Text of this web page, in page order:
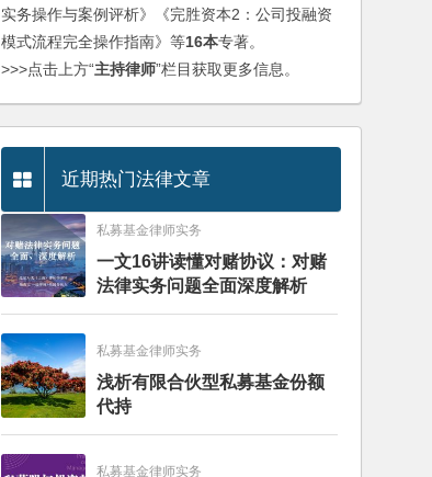
实务操作与案例评析》《完胜资本2：公司投融资
模式流程完全操作指南》等16本专著。
>>>点击上方“主持律师”栏目获取更多信息。
近期热门法律文章
私募基金律师实务
一文16讲读懂对赌协议：对赌
法律实务问题全面深度解析
私募基金律师实务
浅析有限合伙型私募基金份额
代持
私募基金律师实务